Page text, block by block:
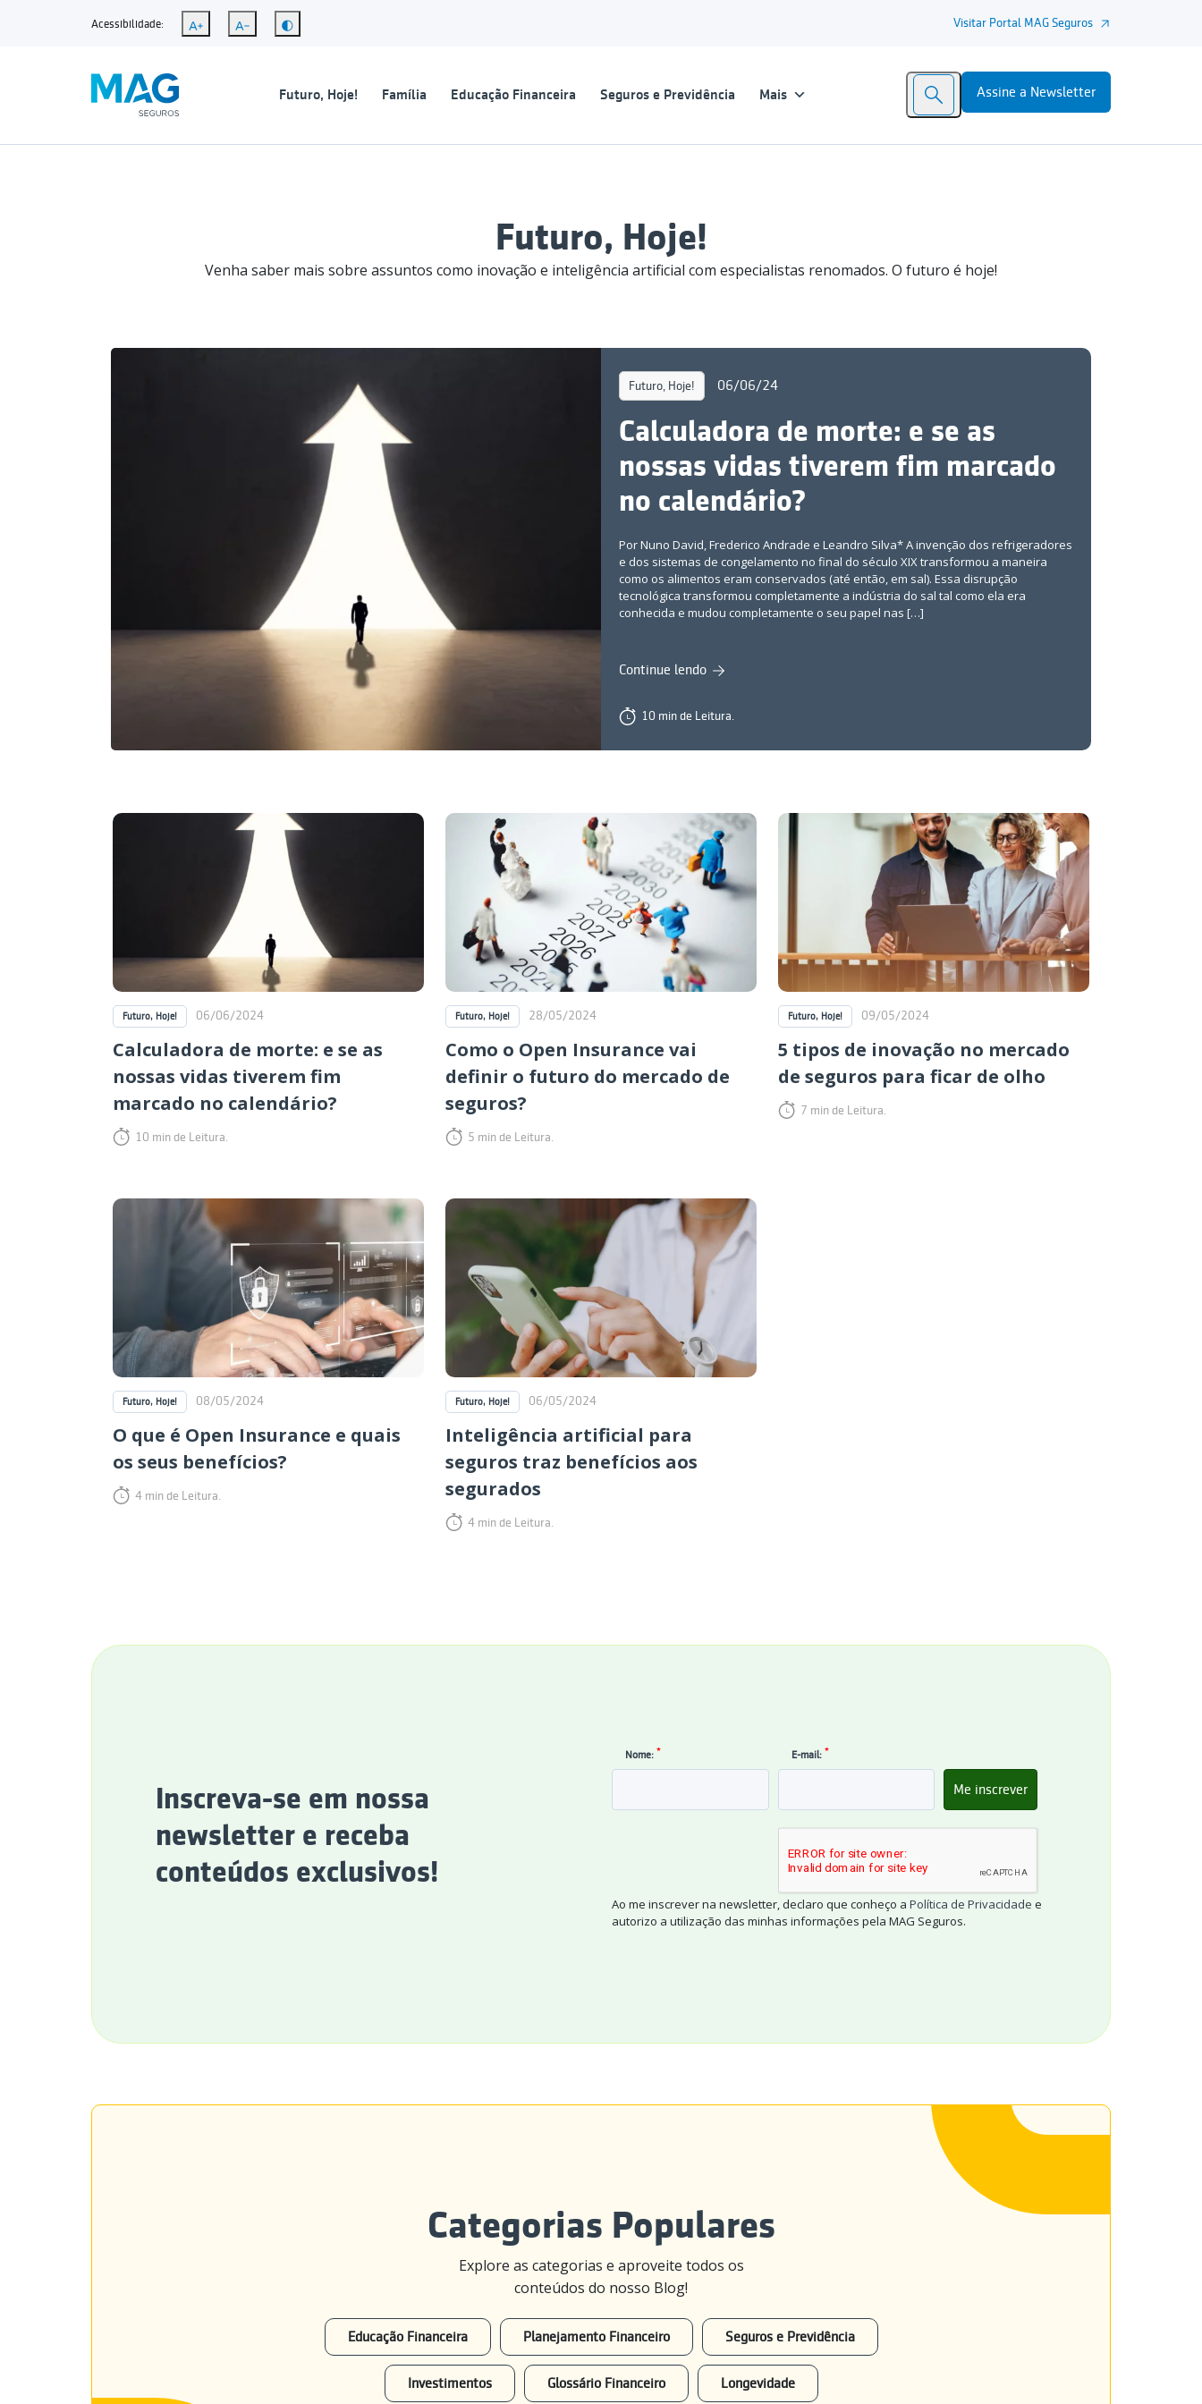
Acessibilidade: Visitar Portal MAG Seguros
Futuro, Hoje! Família Educação Financeira Seguros e Previdência Mais Assine a Newsletter
Futuro, Hoje!
Venha saber mais sobre assuntos como inovação e inteligência artificial com especialistas renomados. O futuro é hoje!
Futuro, Hoje! 06/06/24
Calculadora de morte: e se as
nossas vidas tiverem fim marcado
no calendário?
Por Nuno David, Frederico Andrade e Leandro Silva* A invenção dos refrigeradores
e dos sistemas de congelamento no final do século XIX transformou a maneira
como os alimentos eram conservados (até então, em sal). Essa disrupção
tecnológica transformou completamente a indústria do sal tal como ela era
conhecida e mudou completamente o seu papel nas […]
Continue lendo
10 min de Leitura.
Futuro, Hoje! 06/06/2024
Calculadora de morte: e se as
nossas vidas tiverem fim
marcado no calendário?
10 min de Leitura.
Futuro, Hoje! 28/05/2024
Como o Open Insurance vai
definir o futuro do mercado de
seguros?
5 min de Leitura.
Futuro, Hoje! 09/05/2024
5 tipos de inovação no mercado
de seguros para ficar de olho
7 min de Leitura.
Futuro, Hoje! 08/05/2024
O que é Open Insurance e quais
os seus benefícios?
4 min de Leitura.
Futuro, Hoje! 06/05/2024
Inteligência artificial para
seguros traz benefícios aos
segurados
4 min de Leitura.
Inscreva-se em nossa
newsletter e receba
conteúdos exclusivos!
Nome: * E-mail: *
Ao me inscrever na newsletter, declaro que conheço a Política de Privacidade e
autorizo a utilização das minhas informações pela MAG Seguros.
Categorias Populares
Explore as categorias e aproveite todos os
conteúdos do nosso Blog!
Educação Financeira Planejamento Financeiro Seguros e Previdência
Investimentos Glossário Financeiro Longevidade